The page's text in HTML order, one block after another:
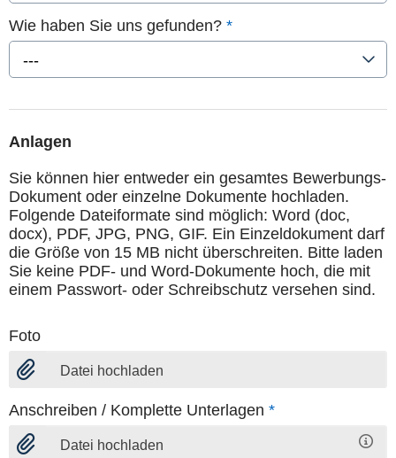
Wie haben Sie uns gefunden? *
---
Anlagen
Sie können hier entweder ein gesamtes Bewerbungs-
Dokument oder einzelne Dokumente hochladen.
Folgende Dateiformate sind möglich: Word (doc,
docx), PDF, JPG, PNG, GIF. Ein Einzeldokument darf
die Größe von 15 MB nicht überschreiten. Bitte laden
Sie keine PDF- und Word-Dokumente hoch, die mit
einem Passwort- oder Schreibschutz versehen sind.
Foto
Datei hochladen
Anschreiben / Komplette Unterlagen *
Datei hochladen